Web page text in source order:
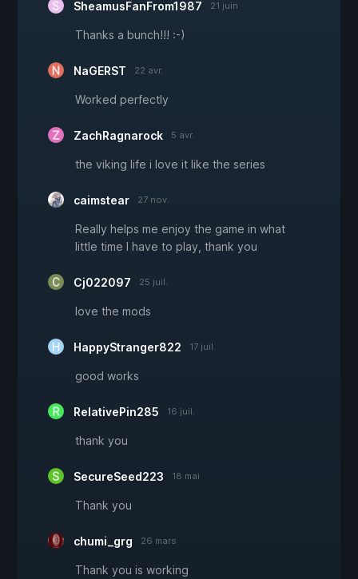
SheamusFanFrom1987 21 juin
Thanks a bunch!!! :-)
NaGERST 22 avr.
Worked perfectly
ZachRagnarock 5 avr.
the viking life i love it like the series
caimstear 27 nov.
Really helps me enjoy the game in what
little time I have to play, thank you
Cj022097 25 juil.
love the mods
HappyStranger822 17 juil.
good works
RelativePin285 16 juil.
thank you
SecureSeed223 18 mai
Thank you
chumi_grg 26 mars
Thank you is working